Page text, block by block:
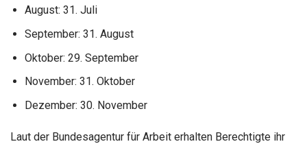
August: 31. Juli
September: 31. August
Oktober: 29. September
November: 31. Oktober
Dezember: 30. November
Laut der Bundesagentur für Arbeit erhalten Berechtigte ihr